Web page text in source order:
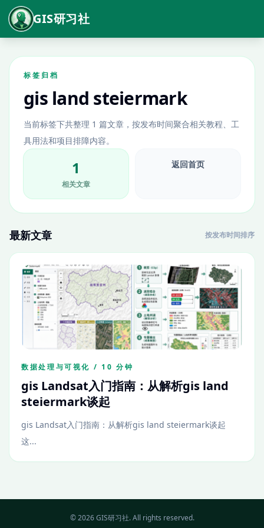
GIS研习社
标签归档
gis land steiermark
当前标签下共整理 1 篇文章，按发布时间聚合相关教程、工
具用法和项目排障内容。
1
相关文章
返回首页
最新文章 按发布时间排序
数据处理与可视化 / 10 分钟
gis Landsat入门指南：从解析gis land
steiermark谈起
gis Landsat入门指南：从解析gis land steiermark谈起
这...
© 2026 GIS研习社. All rights reserved.